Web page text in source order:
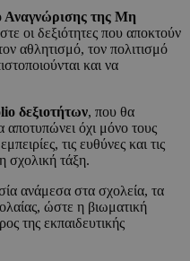
Αναγνώρισης της Μη
οι δεξιότητες που αποκτούν
αθλητισμό, τον πολιτισμό
και να
δεξιοτήτων, που θα
όχι μόνο τους
τις ευθύνες και τις
σχολική τάξη.
ανάμεσα στα σχολεία, τα
ώστε η βιωματική
της εκπαιδευτικής